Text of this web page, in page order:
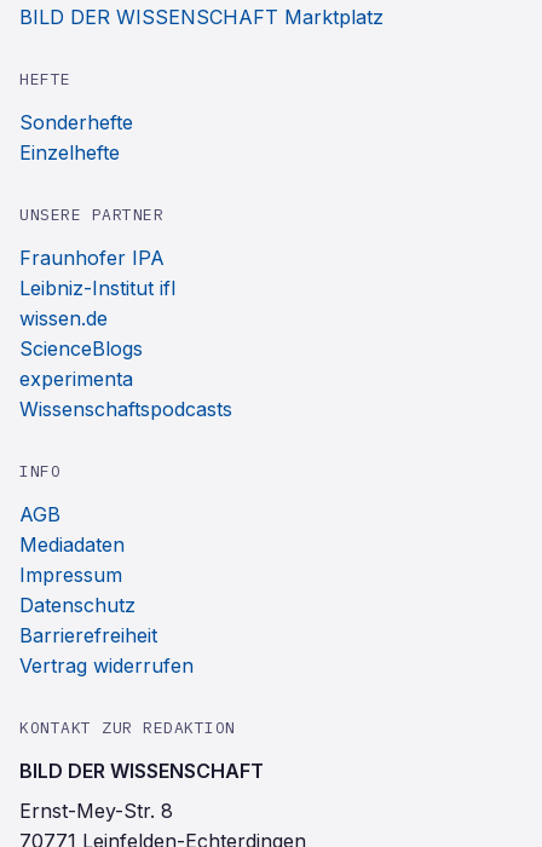
BILD DER WISSENSCHAFT Marktplatz
HEFTE
Sonderhefte
Einzelhefte
UNSERE PARTNER
Fraunhofer IPA
Leibniz-Institut ifl
wissen.de
ScienceBlogs
experimenta
Wissenschaftspodcasts
INFO
AGB
Mediadaten
Impressum
Datenschutz
Barrierefreiheit
Vertrag widerrufen
KONTAKT ZUR REDAKTION
BILD DER WISSENSCHAFT
Ernst-Mey-Str. 8
70771 Leinfelden-Echterdingen